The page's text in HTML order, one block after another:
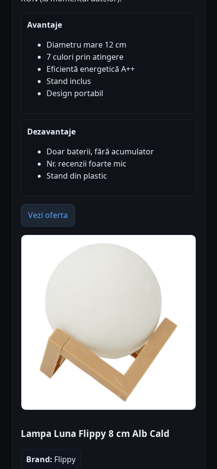
Avantaje
Diametru mare 12 cm
7 culori prin atingere
Eficientă energetică A++
Stand inclus
Design portabil
Dezavantaje
Doar baterii, fără acumulator
Nr. recenzii foarte mic
Stand din plastic
Vezi oferta
Lampa Luna Flippy 8 cm Alb Cald
Brand: Flippy